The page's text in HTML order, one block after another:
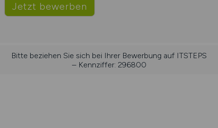
Jetzt bewerben
Bitte beziehen Sie sich bei Ihrer Bewerbung auf ITSTEPS
– Kennziffer: 296800